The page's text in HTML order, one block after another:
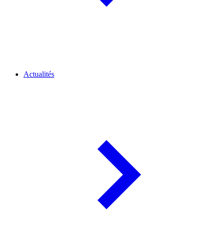
Actualités